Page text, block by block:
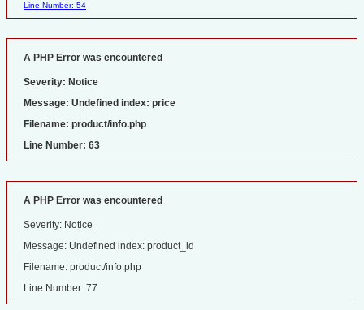
Line Number: 54
A PHP Error was encountered
Severity: Notice
Message: Undefined index: price
Filename: product/info.php
Line Number: 63
A PHP Error was encountered
Severity: Notice
Message: Undefined index: product_id
Filename: product/info.php
Line Number: 77